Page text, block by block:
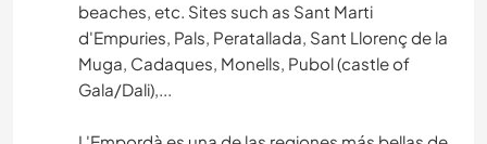
beaches, etc. Sites such as Sant Marti
d'Empuries, Pals, Peratallada, Sant Llorenç de la
Muga, Cadaques, Monells, Pubol (castle of
Gala/Dali),...